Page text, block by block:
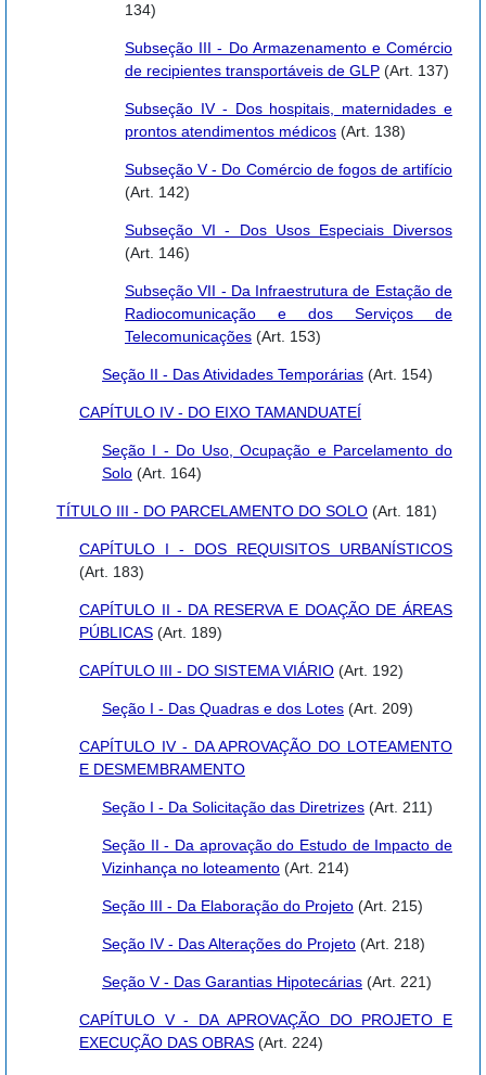
134)
Subseção III - Do Armazenamento e Comércio
de recipientes transportáveis de GLP (Art. 137)
Subseção IV - Dos hospitais, maternidades e
prontos atendimentos médicos (Art. 138)
Subseção V - Do Comércio de fogos de artifício
(Art. 142)
Subseção VI - Dos Usos Especiais Diversos
(Art. 146)
Subseção VII - Da Infraestrutura de Estação de
Radiocomunicação e dos Serviços de
Telecomunicações (Art. 153)
Seção II - Das Atividades Temporárias (Art. 154)
CAPÍTULO IV - DO EIXO TAMANDUATEÍ
Seção I - Do Uso, Ocupação e Parcelamento do
Solo (Art. 164)
TÍTULO III - DO PARCELAMENTO DO SOLO (Art. 181)
CAPÍTULO I - DOS REQUISITOS URBANÍSTICOS
(Art. 183)
CAPÍTULO II - DA RESERVA E DOAÇÃO DE ÁREAS
PÚBLICAS (Art. 189)
CAPÍTULO III - DO SISTEMA VIÁRIO (Art. 192)
Seção I - Das Quadras e dos Lotes (Art. 209)
CAPÍTULO IV - DA APROVAÇÃO DO LOTEAMENTO
E DESMEMBRAMENTO
Seção I - Da Solicitação das Diretrizes (Art. 211)
Seção II - Da aprovação do Estudo de Impacto de
Vizinhança no loteamento (Art. 214)
Seção III - Da Elaboração do Projeto (Art. 215)
Seção IV - Das Alterações do Projeto (Art. 218)
Seção V - Das Garantias Hipotecárias (Art. 221)
CAPÍTULO V - DA APROVAÇÃO DO PROJETO E
EXECUÇÃO DAS OBRAS (Art. 224)